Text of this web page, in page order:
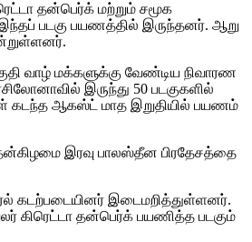
தன்பெர்க் மற்றும் சமூக
படகு பயணத்தில் இருந்தனர். ஆறு
வாழ் மக்களுக்கு வேண்டிய நிவாரண
இருந்து 50 படகுகளில்
கடந்த ஆகஸ்ட் மாத இறுதியில் பயணம்
இரவு பாலஸ்தீன பிரதேசத்தை
கடற்படையினர் இடைமறித்துள்ளனர்.
கிரெட்டா தன்பெர்க் பயணித்த படகும்